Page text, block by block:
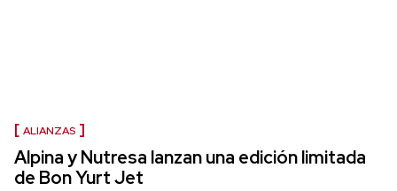
ALIANZAS
Alpina y Nutresa lanzan una edición limitada
de Bon Yurt Jet